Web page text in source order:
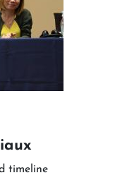
timeline